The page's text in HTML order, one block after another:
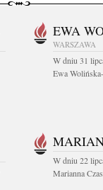
EWA
WARSZAWA
W dniu 31
Ewa
W dniu 22
Marianna